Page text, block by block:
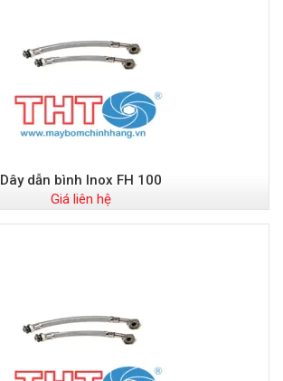
Dây dẫn bình Inox FH 100
Giá liên hệ